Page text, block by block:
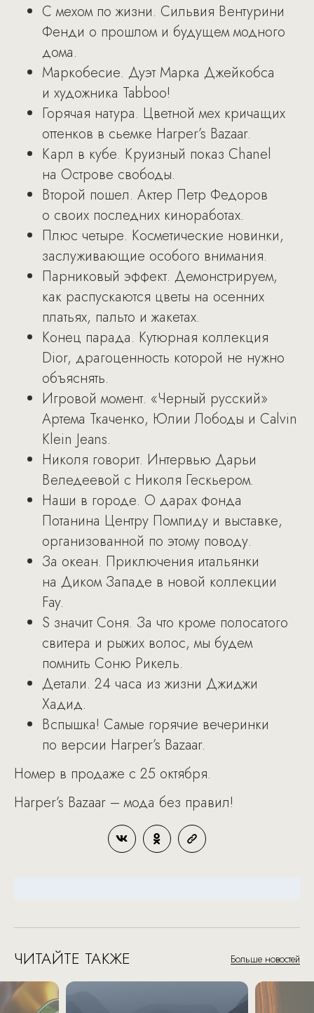
С мехом по жизни. Сильвия Вентурини
Фенди о прошлом и будущем модного
дома.
Маркобесие. Дуэт Марка Джейкобса
и художника Tabboo!
Горячая натура. Цветной мех кричащих
оттенков в сьемке Harper’s Bazaar.
Карл в кубе. Круизный показ Chanel
на Острове свободы.
Второй пошел. Актер Петр Федоров
о своих последних киноработах.
Плюс четыре. Косметические новинки,
заслуживающие особого внимания.
Парниковый эффект. Демонстрируем,
как распускаются цветы на осенних
платьях, пальто и жакетах.
Конец парада. Кутюрная коллекция
Dior, драгоценность которой не нужно
объяснять.
Игровой момент. «Черный русский»
Артема Ткаченко, Юлии Лободы и Calvin
Klein Jeans.
Николя говорит. Интервью Дарьи
Веледеевой с Николя Гескьером.
Наши в городе. О дарах фонда
Потанина Центру Помпиду и выставке,
организованной по этому поводу.
За океан. Приключения итальянки
на Диком Западе в новой коллекции
Fay.
S значит Соня. За что кроме полосатого
свитера и рыжих волос, мы будем
помнить Соню Рикель.
Детали. 24 часа из жизни Джиджи
Хадид.
Вспышка! Самые горячие вечеринки
по версии Harper’s Bazaar.
Номер в продаже с 25 октября.
Harper’s Bazaar – мода без правил!
ЧИТАЙТЕ ТАКЖЕ Больше новостей